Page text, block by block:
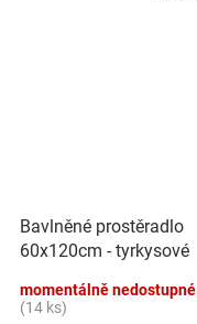
Bavlněné prostěradlo
60x120cm - tyrkysové
momentálně nedostupné
(14 ks)